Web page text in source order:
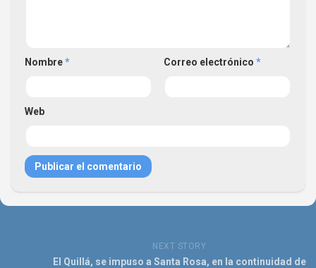
Nombre* Correo electrónico *
Web
NEXT STORY
El Quillá, se impuso a Santa Rosa, en la continuidad de